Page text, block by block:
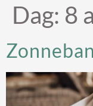
Dag: 8